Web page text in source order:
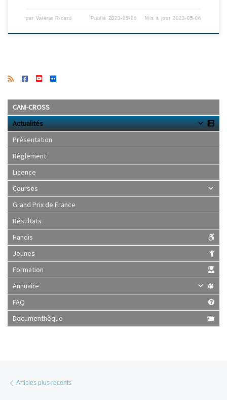
par Valérie Ricard Publié 2023-05-06 Mis à jour 2023-05-06
CANI-CROSS
Actualités
Présentation
Règlement
Licence
Courses
Grand Prix de France
Résultats
Handis
Jeunes
Formation
Annuaire
FAQ
Documenthèque
Posts navigation
Articles plus récents